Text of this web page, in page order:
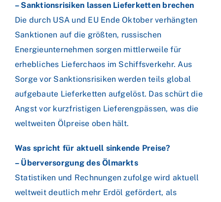
– Sanktionsrisiken lassen Lieferketten brechen
Die durch USA und EU Ende Oktober verhängten
Sanktionen auf die größten, russischen
Energieunternehmen sorgen mittlerweile für
erhebliches Lieferchaos im Schiffsverkehr. Aus
Sorge vor Sanktionsrisiken werden teils global
aufgebaute Lieferketten aufgelöst. Das schürt die
Angst vor kurzfristigen Lieferengpässen, was die
weltweiten Ölpreise oben hält.
Was spricht für aktuell sinkende Preise?
– Überversorgung des Ölmarkts
Statistiken und Rechnungen zufolge wird aktuell
weltweit deutlich mehr Erdöl gefördert, als